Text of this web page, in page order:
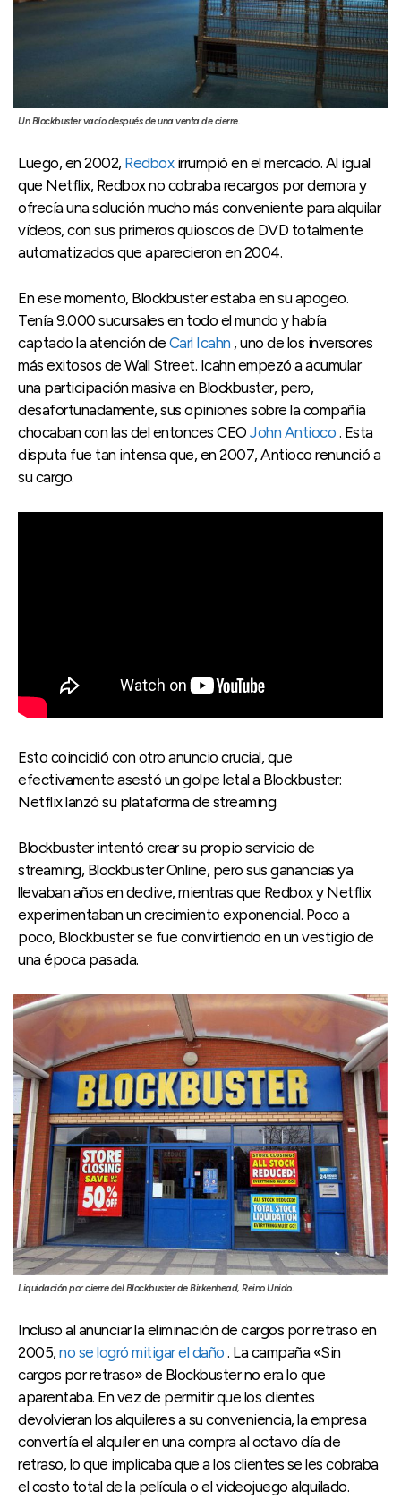
Un Blockbuster vacío después de una venta de cierre.
Luego, en 2002, Redboxirrumpió en el mercado. Al igual
que Netflix, Redbox no cobraba recargos por demora y
ofrecía una solución mucho más conveniente para alquilar
vídeos, con sus primeros quioscos de DVD totalmente
automatizados que aparecieron en 2004.
En ese momento, Blockbuster estaba en su apogeo.
Tenía 9.000 sucursales en todo el mundo y había
captado la atención de Carl Icahn , uno de los inversores
más exitosos de Wall Street. Icahn empezó a acumular
una participación masiva en Blockbuster, pero,
desafortunadamente, sus opiniones sobre la compañía
chocaban con las del entonces CEO John Antioco . Esta
disputa fue tan intensa que, en 2007, Antioco renunció a
su cargo.
Esto coincidió con otro anuncio crucial, que
efectivamente asestó un golpe letal a Blockbuster:
Netflix lanzó su plataforma de streaming.
Blockbuster intentó crear su propio servicio de
streaming, Blockbuster Online, pero sus ganancias ya
llevaban años en declive, mientras que Redbox y Netflix
experimentaban un crecimiento exponencial. Poco a
poco, Blockbuster se fue convirtiendo en un vestigio de
una época pasada.
Liquidación por cierre del Blockbuster de Birkenhead, Reino Unido.
Incluso al anunciar la eliminación de cargos por retraso en
2005, no se logró mitigar el daño . La campaña «Sin
cargos por retraso» de Blockbuster no era lo que
aparentaba. En vez de permitir que los clientes
devolvieran los alquileres a su conveniencia, la empresa
convertía el alquiler en una compra al octavo día de
retraso, lo que implicaba que a los clientes se les cobraba
el costo total de la película o el videojuego alquilado.